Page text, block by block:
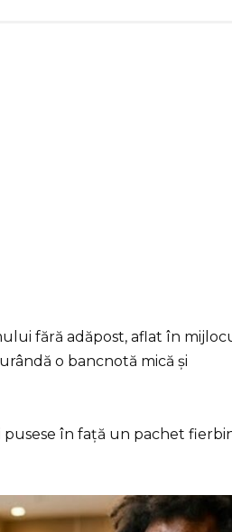
fără adăpost, aflat în
o bancnotă mică și
pusese în față un pachet